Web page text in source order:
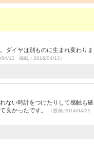
ダイヤは別ものに生まれ変わりま
04/12 掲載：2016/04/13）
ない時計をつけたりして感触も確
良かったです。
（投稿:2014/04/25